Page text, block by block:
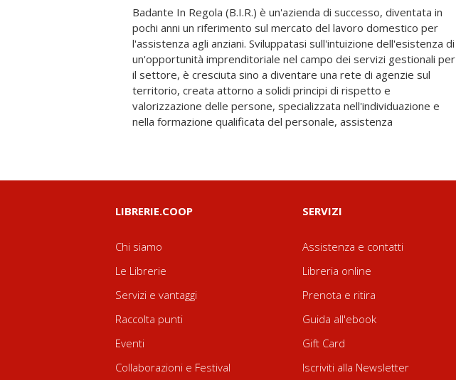
Badante In Regola (B.I.R.) è un'azienda di successo, diventata in
pochi anni un riferimento sul mercato del lavoro domestico per
l'assistenza agli anziani. Sviluppatasi sull'intuizione dell'esistenza di
un'opportunità imprenditoriale nel campo dei servizi gestionali per
il settore, è cresciuta sino a diventare una rete di agenzie sul
territorio, creata attorno a solidi principi di rispetto e
valorizzazione delle persone, specializzata nell'individuazione e
nella formazione qualificata del personale, assistenza
all'assunzione e successiva gestione del rapporto di lavoro. In
questo volume a metà tra un manuale e un diario di viaggio, Filippo
Ferrante evidenzia il motivo per cui il settore dell'assistenza
domiciliare agli anziani sia in esponenziale crescita da più di dieci
anni a questa parte - l'Italia è, in fondo, il Paese con la popolazione
più anziana d'Europa - e quali sono i punti di forza che fanno di
LIBRERIE.COOP
Chi siamo
Le Librerie
Servizi e vantaggi
Raccolta punti
Eventi
Collaborazioni e Festival
SERVIZI
Assistenza e contatti
Libreria online
Prenota e ritira
Guida all'ebook
Gift Card
Iscriviti alla Newsletter